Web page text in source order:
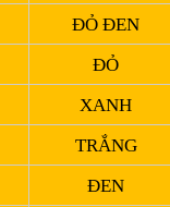
ĐỎ ĐEN
ĐỎ
XANH
TRẮNG
ĐEN